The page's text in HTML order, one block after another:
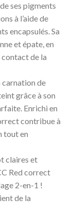
ses pigments
à l’aide de
encapsulés. Sa
et épate, en
contact de la
carnation de
grâce à son
Enrichi en
contribue à
tout en
claires et
Red correct
2-en-1 !
de la